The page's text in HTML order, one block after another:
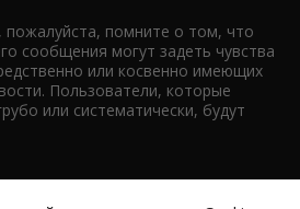
помните о том, что
сообщения могут задеть чувства
или косвенно имеющих
Пользователи, которые
или систематически, будут